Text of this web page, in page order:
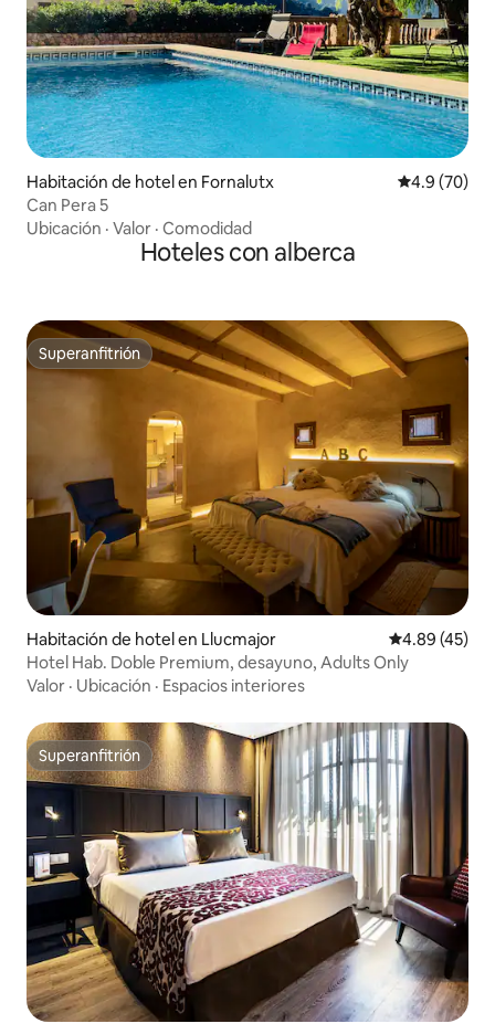
Habitación de hotel en Fornalutx Calificación
4.9 (70)
Can Pera 5
Ubicación · Valor · Comodidad
Hoteles con alberca
Superanfitrión
Superanfitrión
Habitación de hotel en Llucmajor Calificación
4.89 (45)
Hotel Hab. Doble Premium, desayuno, Adults Only
Valor · Ubicación · Espacios interiores
Superanfitrión
Superanfitrión